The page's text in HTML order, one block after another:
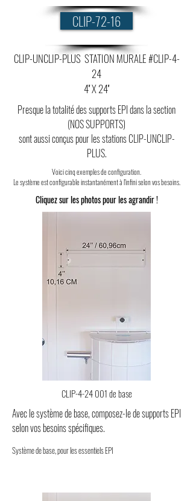
CLIP-72-16
CLIP-UNCLIP-PLUS STATION MURALE#CLIP-4-
24
4'' X 24''
Presque la totalité des supports EPI dans la section
(NOS SUPPORTS)
sont aussi conçus pour les stations CLIP-UNCLIP-
PLUS.
Voici cinq exemples de configuration.
Le système est configurable instantanément à l'infini selon vos besoins.
Cliquez sur les photos pour les agrandir !
CLIP-4-24 001 de base
Avec le système de base, composez-le desupports EPI
selon vos besoins spécifiques.
Système de base, pour les essentiels EPI